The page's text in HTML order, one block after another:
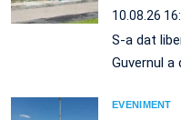
10.08.26
S-a dat
Guvernul a
EVENIMENT